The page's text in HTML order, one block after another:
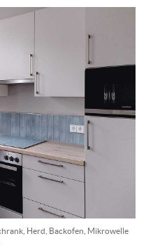
Herd, Backofen, Mikrowelle